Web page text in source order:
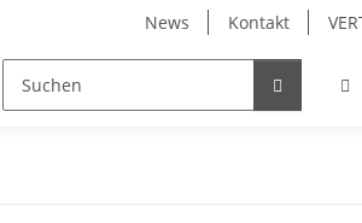
News Kontakt
Möbelgriffe, Möbelknöpfe